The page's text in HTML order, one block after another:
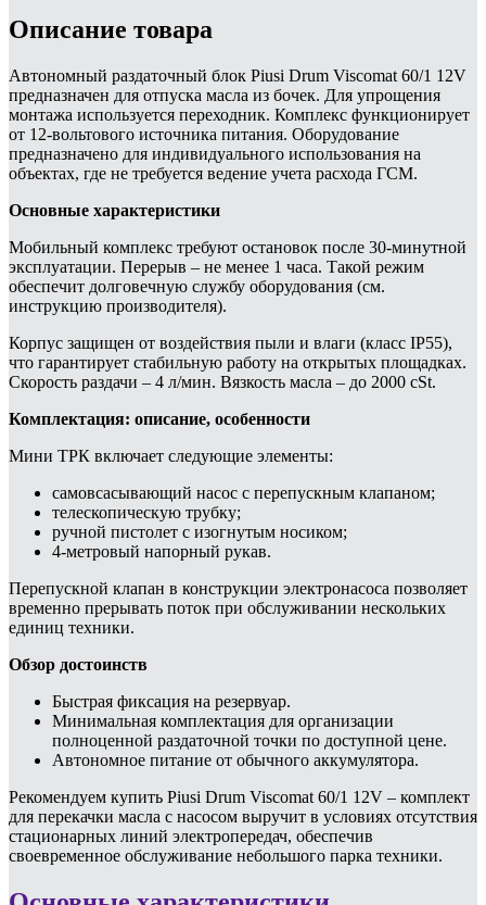
Описание товара
Автономный раздаточный блок Piusi Drum Viscomat 60/1 12V
предназначен для отпуска масла из бочек. Для упрощения
монтажа используется переходник. Комплекс функционирует
от 12-вольтового источника питания. Оборудование
предназначено для индивидуального использования на
объектах, где не требуется ведение учета расхода ГСМ.
Основные характеристики
Мобильный комплекс требуют остановок после 30-минутной
эксплуатации. Перерыв – не менее 1 часа. Такой режим
обеспечит долговечную службу оборудования (см.
инструкцию производителя).
Корпус защищен от воздействия пыли и влаги (класс IP55),
что гарантирует стабильную работу на открытых площадках.
Скорость раздачи – 4 л/мин. Вязкость масла – до 2000 cSt.
Комплектация: описание, особенности
Мини ТРК включает следующие элементы:
самовсасывающий насос с перепускным клапаном;
телескопическую трубку;
ручной пистолет с изогнутым носиком;
4-метровый напорный рукав.
Перепускной клапан в конструкции электронасоса позволяет
временно прерывать поток при обслуживании нескольких
единиц техники.
Обзор достоинств
Быстрая фиксация на резервуар.
Минимальная комплектация для организации
полноценной раздаточной точки по доступной цене.
Автономное питание от обычного аккумулятора.
Рекомендуем купить Piusi Drum Viscomat 60/1 12V – комплект
для перекачки масла с насосом выручит в условиях отсутствия
стационарных линий электропередач, обеспечив
своевременное обслуживание небольшого парка техники.